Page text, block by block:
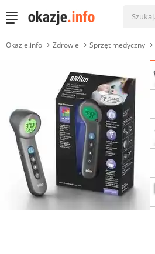
Okazje.info Zdrowie Sprzęt medyczny